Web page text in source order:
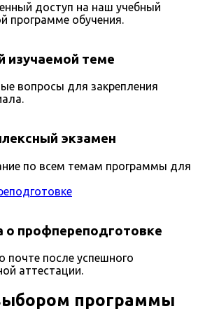
доступ на наш учебный
программе обучения.
изучаемой теме
вопросы для закрепления
экзамен
по всем темам программы для
профпереподготовке
почте после успешного
аттестации.
программы